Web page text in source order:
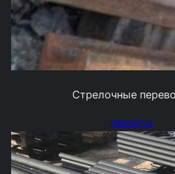
Стрелочные
перейти